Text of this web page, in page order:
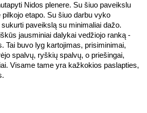
Nidos plenere. Su šiuo paveikslu
etapo. Su šiuo darbu vyko
paveikslą su minimaliai dažo.
jausminiai dalykai vedžiojo ranką -
Tai buvo lyg kartojimas, prisiminimai,
spalvų, ryškių spalvų, o priešingai,
Visame tame yra kažkokios paslapties,